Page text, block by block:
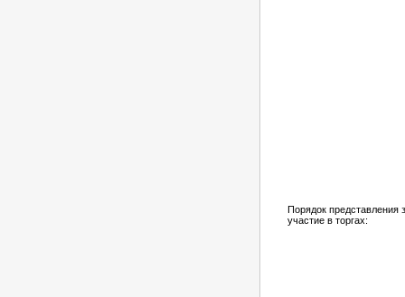
Порядок представления
участие в торгах: